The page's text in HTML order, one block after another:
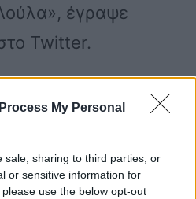
My Personal
sale, sharing to third parties, or
or sensitive information for
use the below opt-out
έγραψε
Twitter.
της Λένας
την ασθένεια